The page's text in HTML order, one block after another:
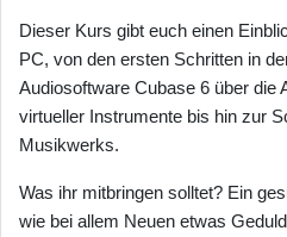
Dieser Kurs gibt euch einen
PC, von den ersten Schritten in
Audiosoftware Cubase 6 über die
virtueller Instrumente bis hin zur
Musikwerks.
Was ihr mitbringen solltet? Ein
wie bei allem Neuen etwas